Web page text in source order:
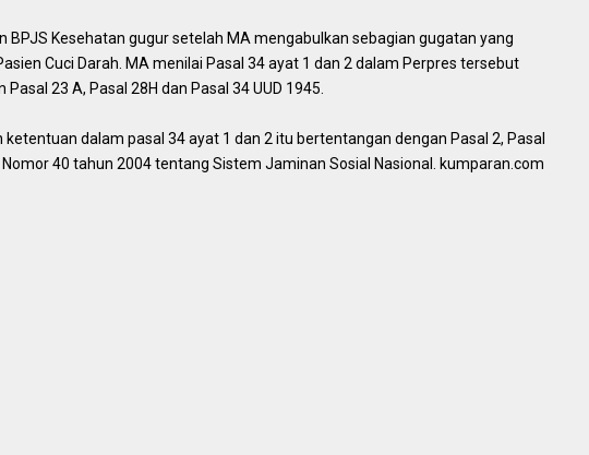
BPJS Kesehatan gugur setelah MA mengabulkan sebagian gugatan yang
Cuci Darah. MA menilai Pasal 34 ayat 1 dan 2 dalam Perpres tersebut
23 A, Pasal 28H dan Pasal 34 UUD 1945.
dalam pasal 34 ayat 1 dan 2 itu bertentangan dengan Pasal 2, Pasal
Nomor 40 tahun 2004 tentang Sistem Jaminan Sosial Nasional. kumparan.com